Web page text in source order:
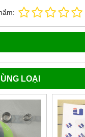
LOẠI